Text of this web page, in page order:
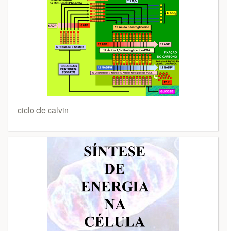
ciclo de calvin